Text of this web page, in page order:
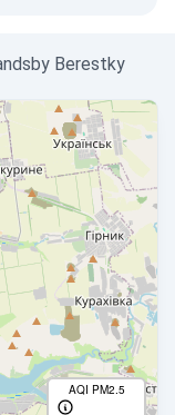
Berestky
AQI PM2.5